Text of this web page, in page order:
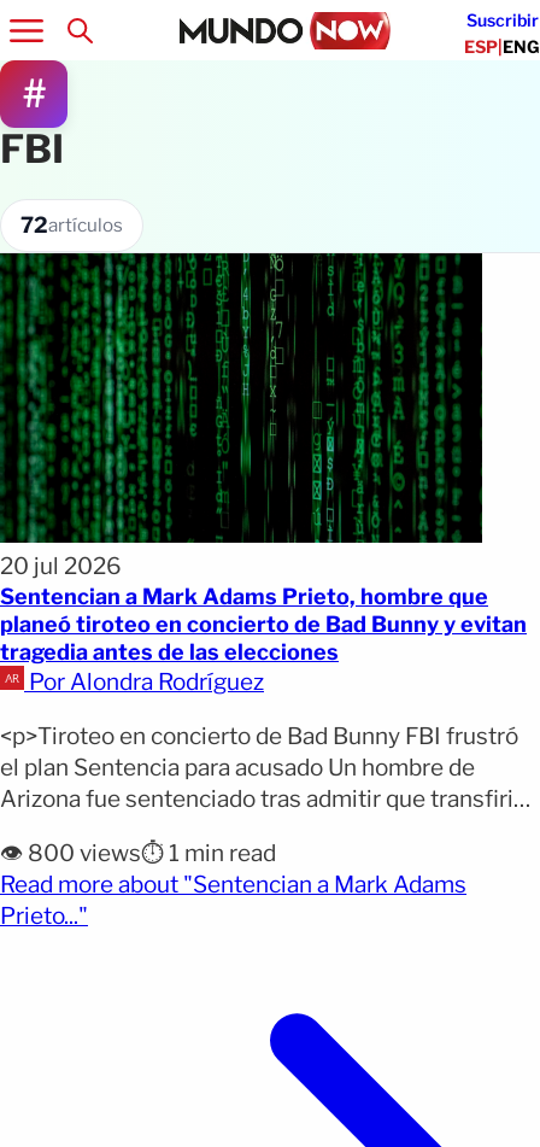
Suscribir
ESP|ENG
#
FBI
72artículos
20 jul 2026
Sentencian a Mark Adams Prieto, hombre que
planeó tiroteo en concierto de Bad Bunny y evitan
tragedia antes de las elecciones
Por Alondra Rodríguez
<p>Tiroteo en concierto de Bad Bunny FBI frustró
el plan Sentencia para acusado Un hombre de
Arizona fue sentenciado tras admitir que transfirió
de Bad Bunny en Atlanta. Mark Adams Prieto, de 60
años, recibió una condena equivalente al tiempo
que ya pasó en prisión y tres [&hellip;]</p>
👁️ 800 views⏱️ 1 min read
Read more about "Sentencian a Mark Adams
Prieto..."